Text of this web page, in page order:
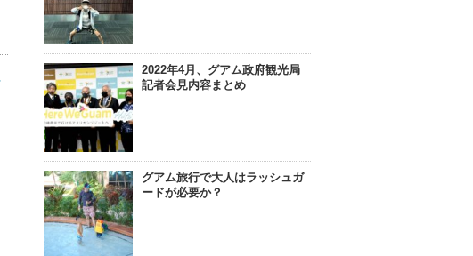
2022年4月、グアム政府観光局
記者会見内容まとめ
グアム旅行で大人はラッシュガ
ードが必要か？